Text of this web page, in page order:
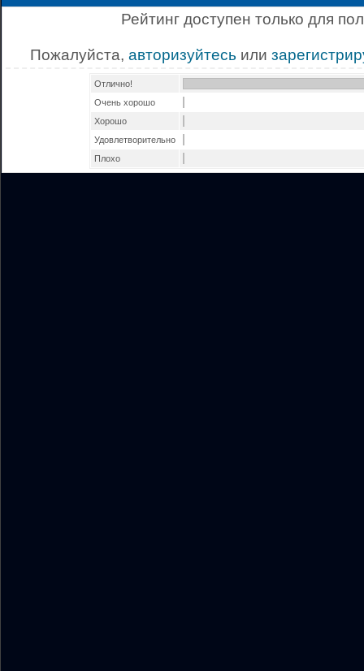
Рейтинг доступен только для
Пожалуйста, авторизуйтесь или
Отлично!
Очень хорошо
Хорошо
Удовлетворительно
Плохо